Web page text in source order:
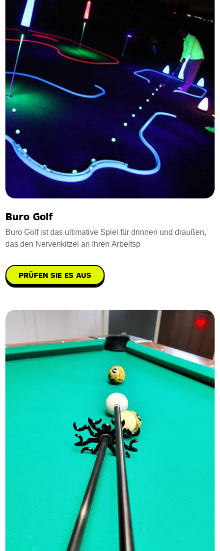
Buro Golf
Buro Golf ist das ultimative Spiel für drinnen und draußen,
das den Nervenkitzel an Ihren Arbeitsp
PRÜFEN SIE ES AUS